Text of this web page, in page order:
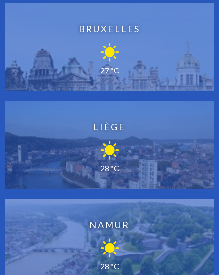
BRUXELLES
27 °C
LIÈGE
28 °C
NAMUR
28 °C